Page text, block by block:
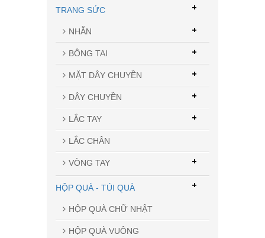
TRANG SỨC
NHẪN +
BÔNG TAI +
MẶT DÂY CHUYỀN +
DÂY CHUYỀN +
LẮC TAY +
LẮC CHÂN
VÒNG TAY +
+
HỘP QUÀ - TÚI QUÀ
HỘP QUÀ CHỮ NHẬT
HỘP QUÀ VUÔNG
+